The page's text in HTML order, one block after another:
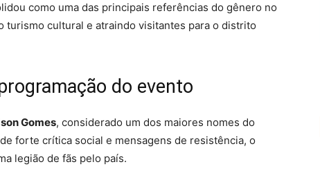
como uma das principais referências do gênero no
turismo cultural e atraindo visitantes para o distrito
do evento
Gomes, considerado um dos maiores nomes do
forte crítica social e mensagens de resistência, o
legião de fãs pelo país.